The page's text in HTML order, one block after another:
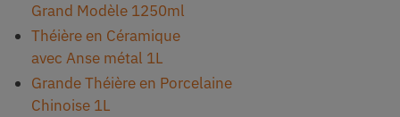
Grand Modèle 1250ml
Théière en Céramique
avec Anse métal 1L
Grande Théière en Porcelaine
Chinoise 1L